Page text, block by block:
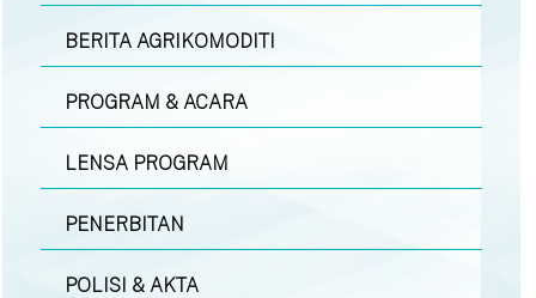
BERITA AGRIKOMODITI
PROGRAM & ACARA
LENSA PROGRAM
PENERBITAN
POLISI & AKTA